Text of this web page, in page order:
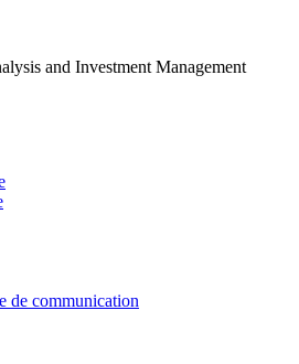
and Investment Management
de communication